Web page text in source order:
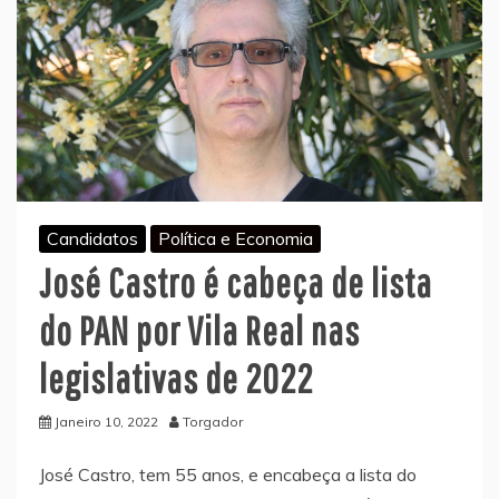
Candidatos Política e Economia
José Castro é cabeça de lista
do PAN por Vila Real nas
legislativas de 2022
Janeiro 10, 2022 Torgador
José Castro, tem 55 anos, e encabeça a lista do